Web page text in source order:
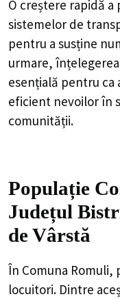
O creștere rapidă
sistemelor de
pentru a susține
urmare,
esențială pentru
eficient nevoilor în
comunității.
Populație
Județul
de Vârstă
În Comuna Romuli,
locuitori. Dintre